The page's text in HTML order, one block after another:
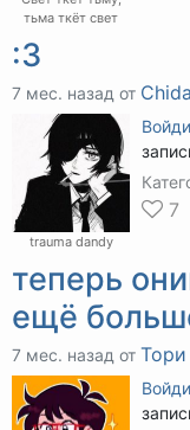
тьма ткёт свет
:3
7 мес. назад от
trauma dandy
7
теперь
ещё
7 мес. назад от Тори